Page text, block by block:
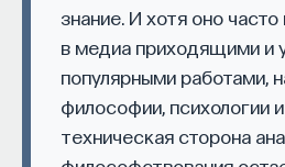
знание. И хотя оно
в медиа приходящими и
популярными работами,
философии, психологии
техническая сторона
привести к его
Один из самых острых и
наследник богатейшей
А. И. Герцен занял
позицию по отношению к